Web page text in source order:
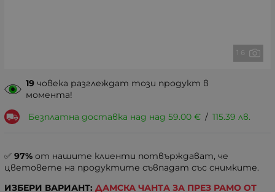
1 6
19 човека разглеждат този продукт в
момента!
Безплатна доставка над над 59.00 € / 115.39 лв.
✅ 97% от нашите клиенти потвърждават, че
цветовете на продуктите съвпадат със снимките.
ИЗБЕРИ ВАРИАНТ: ДАМСКА ЧАНТА ЗА ПРЕЗ РАМО ОТ